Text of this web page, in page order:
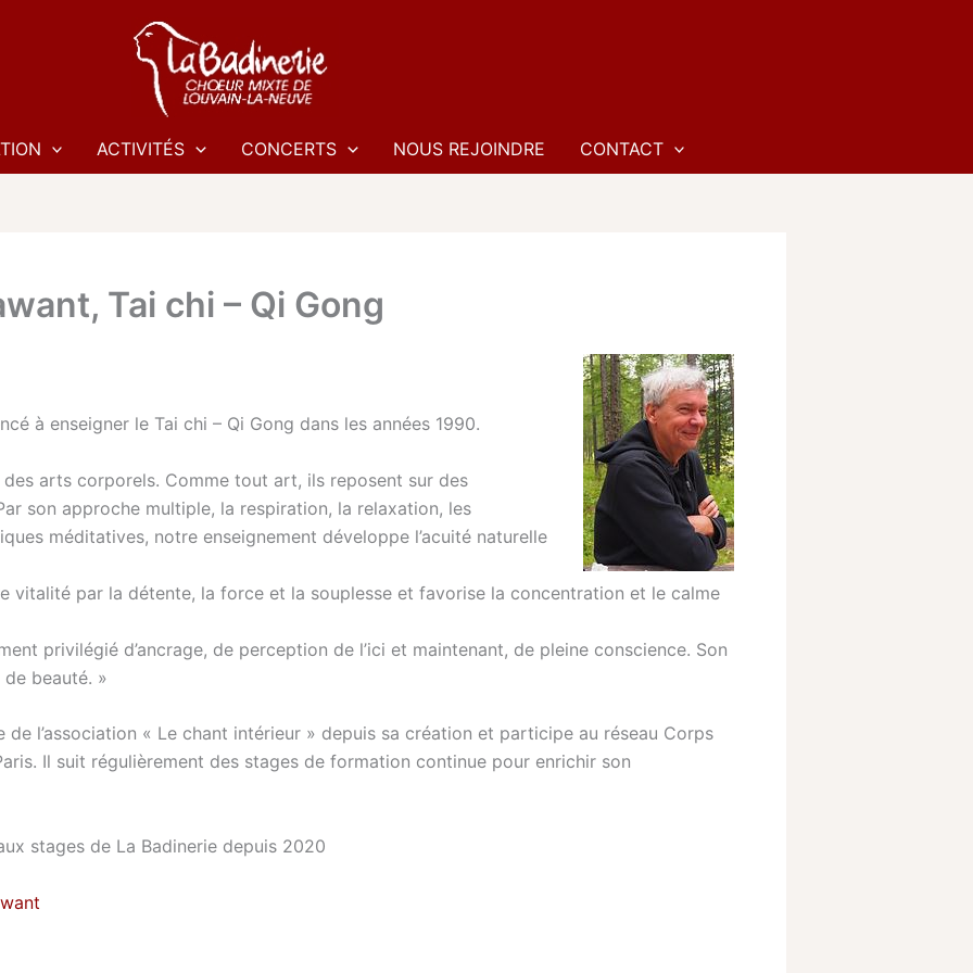
ACTIVITÉS CONCERTS NOUS REJOINDRE CONTACT
Tai chi – Qi Gong
à enseigner le Tai chi – Qi Gong dans les années 1990.
arts corporels. Comme tout art, ils reposent sur des
son approche multiple, la respiration, la relaxation, les
méditatives, notre enseignement développe l’acuité naturelle
vitalité par la détente, la force et la souplesse et favorise la concentration et le calme
privilégié d’ancrage, de perception de l’ici et maintenant, de pleine conscience. Son
beauté. »
l’association « Le chant intérieur » depuis sa création et participe au réseau Corps
Il suit régulièrement des stages de formation continue pour enrichir son
stages de La Badinerie depuis 2020